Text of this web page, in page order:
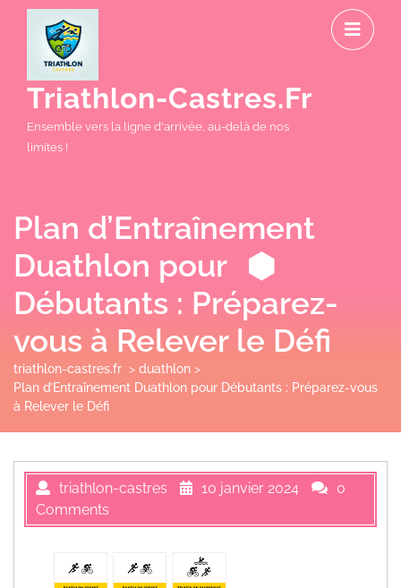
Triathlon-Castres.fr
Ensemble vers la ligne d'arrivée, au-delà de nos
limites !
Plan d’Entraînement
Duathlon pour
Débutants : Préparez-
vous à Relever le Défi
triathlon-castres.fr > duathlon >
Plan d’Entraînement Duathlon pour Débutants : Préparez-vous
à Relever le Défi
triathlon-castres 10 janvier 2024
0
Comments